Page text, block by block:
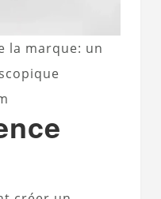
la marque: un